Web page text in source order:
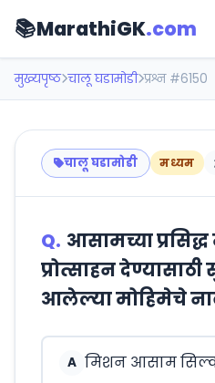
📚MarathiGK.com
मुख्यपृष्ठ चालू घडामोडी प्रश्न #6150
चालू घडामोडी मध्यम
Q. आसामच्या
प्रोत्साहन
आलेल्या मोहिमेचे
A मिशन आसाम